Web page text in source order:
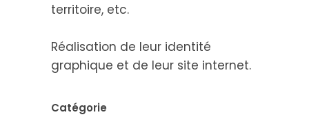
territoire, etc.
Réalisation de leur identité
graphique et de leur site internet.
Catégorie